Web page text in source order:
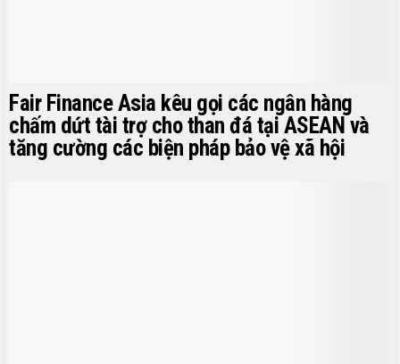
Fair Finance Asia kêu gọi các ngân hàng
chấm dứt tài trợ cho than đá tại ASEAN và
tăng cường các biện pháp bảo vệ xã hội